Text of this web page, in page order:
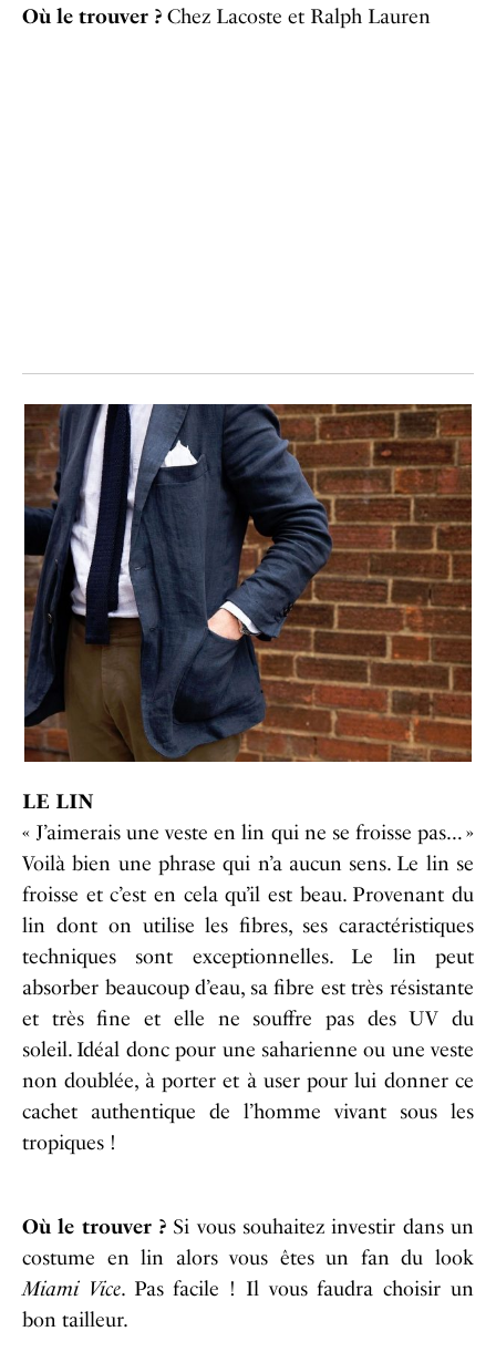
Où le trouver ? Chez Lacoste et Ralph Lauren
LE LIN
« J’aimerais une veste en lin qui ne se froisse pas… »
Voilà bien une phrase qui n’a aucun sens. Le lin se
froisse et c’est en cela qu’il est beau. Provenant du
lin dont on utilise les fibres, ses caractéristiques
techniques sont exceptionnelles. Le lin peut
absorber beaucoup d’eau, sa fibre est très résistante
et très fine et elle ne souffre pas des UV du
soleil. Idéal donc pour une saharienne ou une veste
non doublée, à porter et à user pour lui donner ce
cachet authentique de l’homme vivant sous les
tropiques !
Où le trouver ? Si vous souhaitez investir dans un
costume en lin alors vous êtes un fan du look
Miami Vice. Pas facile ! Il vous faudra choisir un
bon tailleur.